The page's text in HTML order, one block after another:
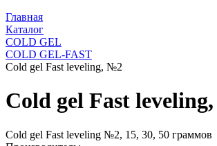
Главная
Каталог
COLD GEL
COLD GEL-FAST
Cold gel Fast leveling, №2
Cold gel Fast
Cold gel Fast leveling №2, 15, 30, 50 граммов